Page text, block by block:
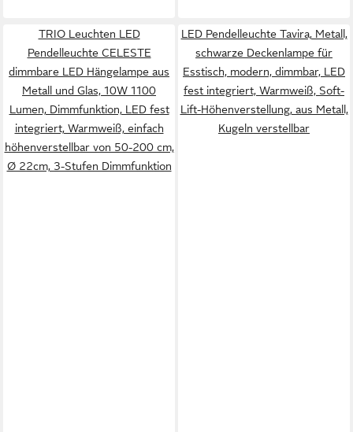
TRIO Leuchten LED
Pendelleuchte CELESTE
dimmbare LED Hängelampe aus
Metall und Glas, 10W 1100
Lumen, Dimmfunktion, LED fest
integriert, Warmweiß, einfach
höhenverstellbar von 50-200 cm,
Ø 22cm, 3-Stufen Dimmfunktion
LED Pendelleuchte Tavira, Metall,
schwarze Deckenlampe für
Esstisch, modern, dimmbar, LED
fest integriert, Warmweiß, Soft-
Lift-Höhenverstellung, aus Metall,
Kugeln verstellbar